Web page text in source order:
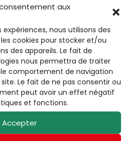
aux
nous utilisons des
cookies pour stocker et/ou
des appareils. Le fait de
nous permettra de traiter
comportement de navigation
Le fait de ne pas consentir ou
peut avoir un effet négatif
et fonctions.
Accepter